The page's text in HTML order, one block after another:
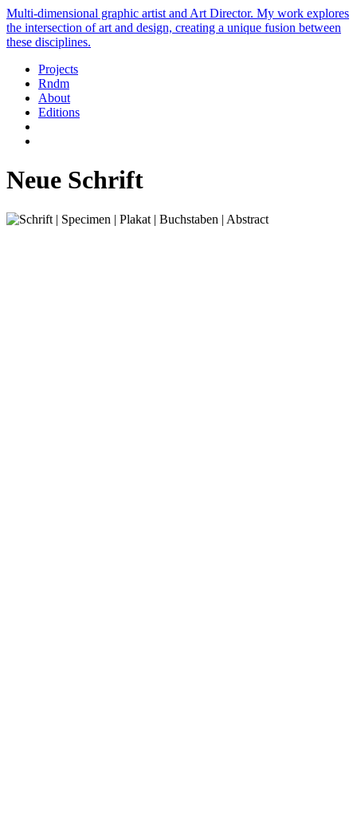
Multi-dimensional graphic artist and Art Director. My work explores
the intersection of art and design, creating a unique fusion between
these disciplines.
Projects
Rndm
About
Editions
Neue Schrift